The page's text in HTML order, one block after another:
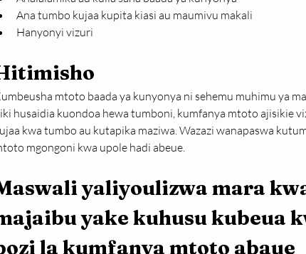
Ana tumbo kujaa kupita kiasi au maumivu makali
Hanyonyi vizuri
mtoto baada ya kunyonya ni sehemu muhimu ya
husaidia kuondoa hewa tumboni, kumfanya mtoto ajisikie
kwa tumbo au kutapika maziwa. Wazazi wanapaswa
mgongoni kwa upole hadi abeue.
yaliyoulizwa mara
yake kuhusu kubeua
la kumfanya mtoto abaue